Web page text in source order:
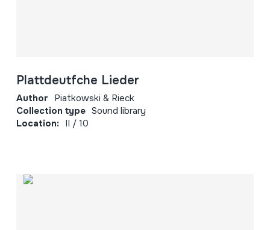
Plattdeutfche Lieder
Author Piatkowski & Rieck
Collection type Sound library
Location: II / 10